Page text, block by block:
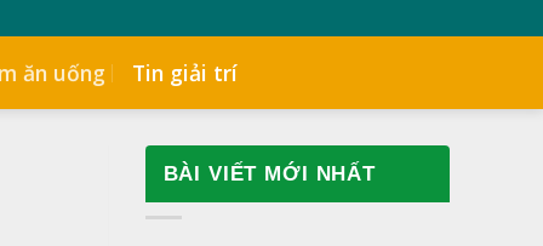
ăn uống Tin giải trí
BÀI VIẾT MỚI NHẤT